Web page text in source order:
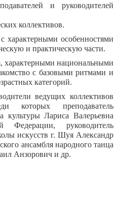
и руководителей
коллективов.
характерными особенностями
и практическую части.
характерными национальными
с базовыми ритмами и
категорий.
ведущих коллективов
которых преподаватель
культуры Лариса Валерьевна
Федерации, руководитель
искусств г. Шуя Александр
ансамбля народного танца
Анзорович и др.